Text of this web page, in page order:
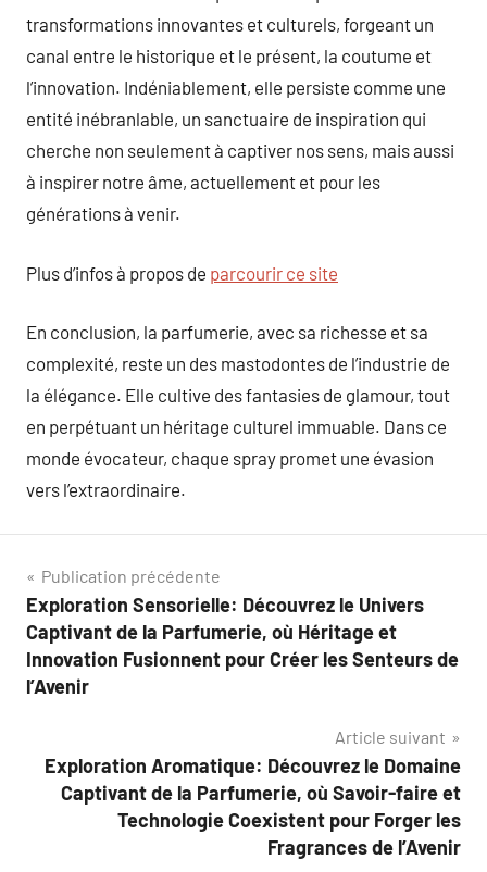
transformations innovantes et culturels, forgeant un
canal entre le historique et le présent, la coutume et
l’innovation. Indéniablement, elle persiste comme une
entité inébranlable, un sanctuaire de inspiration qui
cherche non seulement à captiver nos sens, mais aussi
à inspirer notre âme, actuellement et pour les
générations à venir.
Plus d’infos à propos de parcourir ce site
En conclusion, la parfumerie, avec sa richesse et sa
complexité, reste un des mastodontes de l’industrie de
la élégance. Elle cultive des fantasies de glamour, tout
en perpétuant un héritage culturel immuable. Dans ce
monde évocateur, chaque spray promet une évasion
vers l’extraordinaire.
Navigation
de
l’article
Publication précédente
Exploration Sensorielle: Découvrez le Univers
Captivant de la Parfumerie, où Héritage et
Innovation Fusionnent pour Créer les Senteurs de
l’Avenir
Article suivant
Exploration Aromatique: Découvrez le Domaine
Captivant de la Parfumerie, où Savoir-faire et
Technologie Coexistent pour Forger les
Fragrances de l’Avenir